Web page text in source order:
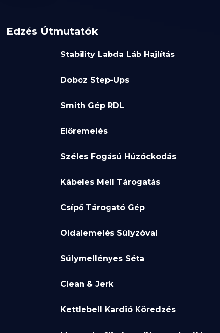
Edzés Útmutatók
Stability Labda Láb Hajlítás
Doboz Step-Ups
Smith Gép RDL
Előremelés
Széles Fogású Húzóckodás
Kábeles Mell Tárogatás
Csípő Tárogató Gép
Oldalemelés Súlyzóval
Súlymellényes Séta
Clean & Jerk
Kettlebell Kardió Köredzés